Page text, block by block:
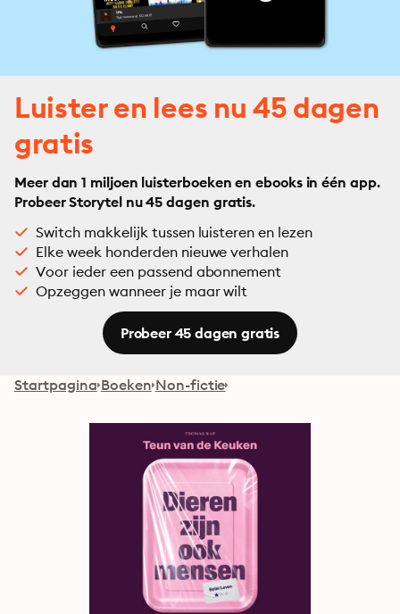
Luister en lees nu 45 dagen
gratis
Meer dan 1 miljoen luisterboeken en ebooks in één app.
Probeer Storytel nu 45 dagen gratis.
Switch makkelijk tussen luisteren en lezen
Elke week honderden nieuwe verhalen
Voor ieder een passend abonnement
Opzeggen wanneer je maar wilt
Probeer 45 dagen gratis
Startpagina Boeken Non-fictie